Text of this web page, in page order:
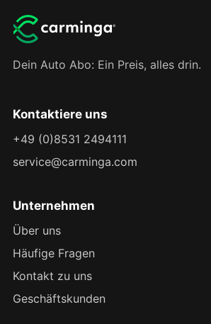
Dein Auto Abo: Ein Preis, alles drin.
Kontaktiere uns
+49 (0)8531 2494111
service@carminga.com
Unternehmen
Über uns
Häufige Fragen
Kontakt zu uns
Geschäftskunden